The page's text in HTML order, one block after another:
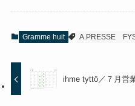
Gramme huit A.PRESSE
ihme tyttö／７月営